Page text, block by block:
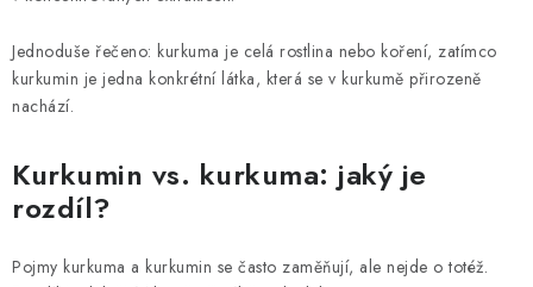
Jednoduše řečeno: kurkuma je celá rostlina nebo koření, zatímco
kurkumin je jedna konkrétní látka, která se v kurkumě přirozeně
nachází.
Kurkumin vs. kurkuma: jaký je
rozdíl?
Pojmy kurkuma a kurkumin se často zaměňují, ale nejde o totéž.